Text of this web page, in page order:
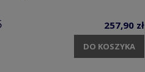
257,90 zł
DO KOSZYKA